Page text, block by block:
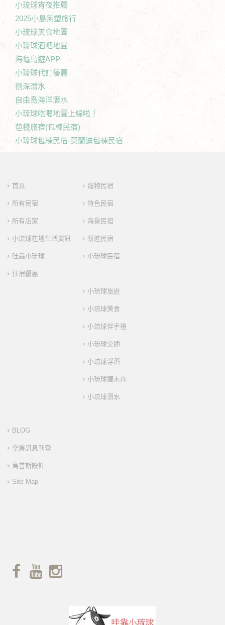
小琉球宵夜推薦
2025小島無塑旅行
小琉球美食地圖
小琉球酒吧地圖
海龜島遊APP
小琉球代訂優惠
徊深潛水
自由島海洋潛水
小琉球吃喝地圖上線啦！
苞棧旅宿(包棟民宿)
小琉球包棟民宿-莫蘭迪包棟民宿
首頁
所有民宿
所有店家
小琉球在地生活資訊
哇靠小琉球
住宿優惠
寵物民宿
特色民宿
海景民宿
新進民宿
小琉球民宿
小琉球旅遊
小琉球美食
小琉球伴手禮
小琉球交通
小琉球浮潛
小琉球獨木舟
小琉球潛水
BLOG
空房訊息刊登
烏普斯設計
Site Map